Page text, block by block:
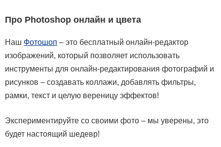
Про Photoshop онлайн и цвета
Наш Фотошоп – это бесплатный онлайн-редактор
изображений, который позволяет использовать
инструменты для онлайн-редактирования фотографий и
рисунков – создавать коллажи, добавлять фильтры,
рамки, текст и целую вереницу эффектов!
Экспериментируйте со своими фото – мы уверены, это
будет настоящий шедевр!